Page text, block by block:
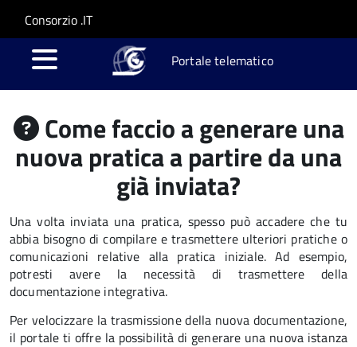
Salta al contenuto principale
Skip to site navigation
Consorzio .IT
Portale telematico
Come faccio a generare una
nuova pratica a partire da una
già inviata?
Una volta inviata una pratica, spesso può accadere che tu
abbia bisogno di compilare e trasmettere ulteriori pratiche o
comunicazioni relative alla pratica iniziale. Ad esempio,
potresti avere la necessità di trasmettere della
documentazione integrativa.
Per velocizzare la trasmissione della nuova documentazione,
il portale ti offre la possibilità di generare una nuova istanza